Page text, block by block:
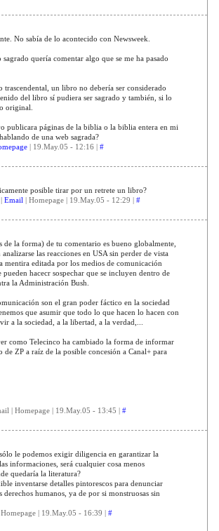
No sabía de lo acontecido con Newsweek.
quería comentar algo que se me ha pasado
trascendental, un libro no debería ser considerado
del libro sí pudiera ser sagrado y también, si lo
original.
publicara páginas de la biblia o la biblia entera en mi
de una web sagrada?
| 19.May.05 - 12:16 | #
posible tirar por un retrete un libro?
Email | Homepage | 19.May.05 - 12:29 | #
de la forma) de tu comentario es bueno globalmente,
las reacciones en USA sin perder de vista
mentira editada por los medios de comunicación
pueden hacecr sospechar que se incluyen dentro de
la Administración Bush.
son el gran poder fáctico en la sociedad
que asumir que todo lo que hacen lo hacen con
a la sociedad, a la libertad, a la verdad,...
como Telecinco ha cambiado la forma de informar
de ZP a raíz de la posible concesión a Canal+ para
| Homepage | 19.May.05 - 13:45 | #
le podemos exigir diligencia en garantizar la
informaciones, será cualquier cosa menos
quedaría la literatura?
inventarse detalles pintorescos para denunciar
derechos humanos, ya de por si monstruosas sin
| 19.May.05 - 16:39 | #